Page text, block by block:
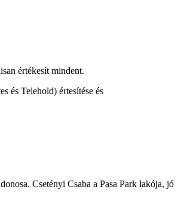
értékesít mindent.
és Telehold) értesítése és
Csetényi Csaba a Pasa Park lakója, jó